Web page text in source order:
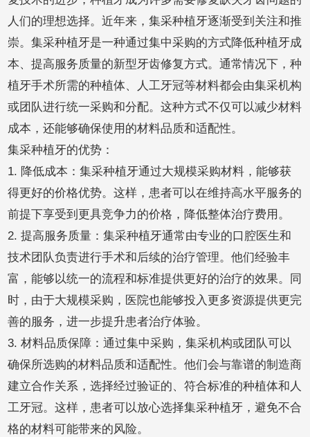
人们的理想选择。近年来，集采种植牙逐渐受到关注和推
崇。集采种植牙是一种通过集中采购的方式降低种植牙成
本、提高服务质量的新型牙齿修复方式。通常情况下，种
植牙手术所需的种植体、人工牙冠等材料都会由集采机构
或团队进行统一采购和分配。这种方式不仅可以减少材料
成本，还能够确保使用的材料品质和适配性。
集采种植牙的优势：
1. 降低成本：集采种植牙通过大规模采购材料，能够获
得更好的价格优势。这样，患者可以在维持高水平服务的
前提下享受到更具竞争力的价格，降低整体治疗费用。
2. 提高服务质量：集采种植牙通常由专业的口腔医生和
技术团队负责进行手术和后续的治疗管理。他们经验丰
富，能够以统一的流程和标准提供更好的治疗的效果。同
时，由于大规模采购，医院也能够投入更多资源提供更完
善的服务，进一步提升患者治疗体验。
3. 材料品质保障：通过集中采购，集采机构或团队可以
确保所选购的材料品质和适配性。他们会与靠谱的制造商
建立合作关系，选择经过验证的、符合标准的种植体和人
工牙冠。这样，患者可以放心选择集采种植牙，避免不合
格的材料可能带来的风险。